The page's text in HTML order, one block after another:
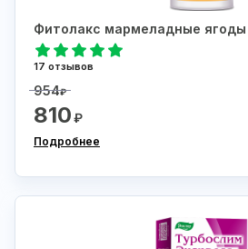
Фитолакс мармеладные ягоды
17 отзывов
954₽
810₽
Подробнее